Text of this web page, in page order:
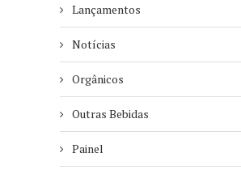
Lançamentos
Notícias
Orgânicos
Outras Bebidas
Painel